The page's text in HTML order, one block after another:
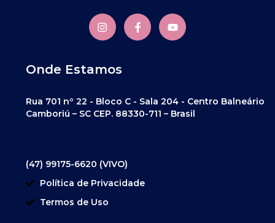
Onde Estamos
Rua 701 nº 22 - Bloco C - Sala 204 - Centro Balneário
Camboriú – SC CEP. 88330-711 – Brasil
(47) 99175-6620 (VIVO)
Política de Privacidade
Termos de Uso